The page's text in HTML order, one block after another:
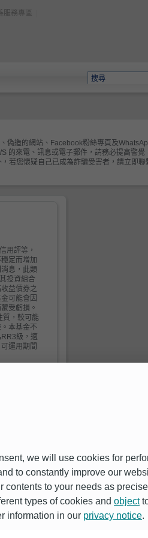
服務專區
偽造的網站、Facebook粉絲專頁及
的來電、訊息或電子郵件，請務必提高警覺
若您懷疑自己已成為詐騙受害者，請立即聯
用評等，
定而增加
息，此類
投資組合
益債券之
可能會因
受虧損。
質，較可能
本基金不
級，適
運用期間
風險請詳
之公開說
索，投資
公開說明書
查詢，
我不同意
we will use cookies for
to constantly improve our
to your needs as
types of cookies and object
information in our privacy notice.